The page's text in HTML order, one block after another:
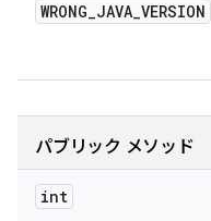
WRONG_JAVA_VERSION
パブリック メソッド
int